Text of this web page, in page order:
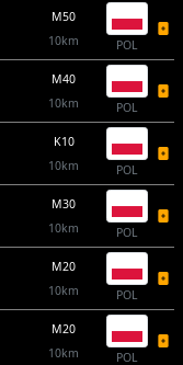
M50
10km
POL
M40
10km
POL
K10
10km
POL
M30
10km
POL
M20
10km
POL
M20
10km
POL